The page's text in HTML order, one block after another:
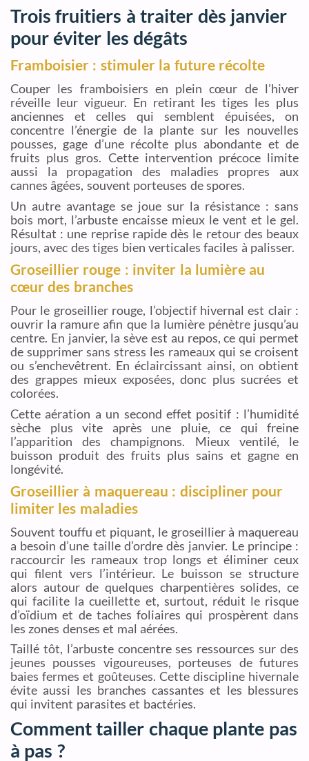
Trois fruitiers à traiter dès janvier
pour éviter les dégâts
Framboisier : stimuler la future récolte
Couper les framboisiers en plein cœur de l’hiver
réveille leur vigueur. En retirant les tiges les plus
anciennes et celles qui semblent épuisées, on
concentre l’énergie de la plante sur les nouvelles
pousses, gage d’une récolte plus abondante et de
fruits plus gros. Cette intervention précoce limite
aussi la propagation des maladies propres aux
cannes âgées, souvent porteuses de spores.
Un autre avantage se joue sur la résistance : sans
bois mort, l’arbuste encaisse mieux le vent et le gel.
Résultat : une reprise rapide dès le retour des beaux
jours, avec des tiges bien verticales faciles à palisser.
Groseillier rouge : inviter la lumière au
cœur des branches
Pour le groseillier rouge, l’objectif hivernal est clair :
ouvrir la ramure afin que la lumière pénètre jusqu’au
centre. En janvier, la sève est au repos, ce qui permet
de supprimer sans stress les rameaux qui se croisent
ou s’enchevêtrent. En éclaircissant ainsi, on obtient
des grappes mieux exposées, donc plus sucrées et
colorées.
Cette aération a un second effet positif : l’humidité
sèche plus vite après une pluie, ce qui freine
l’apparition des champignons. Mieux ventilé, le
buisson produit des fruits plus sains et gagne en
longévité.
Groseillier à maquereau : discipliner pour
limiter les maladies
Souvent touffu et piquant, le groseillier à maquereau
a besoin d’une taille d’ordre dès janvier. Le principe :
raccourcir les rameaux trop longs et éliminer ceux
qui filent vers l’intérieur. Le buisson se structure
alors autour de quelques charpentières solides, ce
qui facilite la cueillette et, surtout, réduit le risque
d’oïdium et de taches foliaires qui prospèrent dans
les zones denses et mal aérées.
Taillé tôt, l’arbuste concentre ses ressources sur des
jeunes pousses vigoureuses, porteuses de futures
baies fermes et goûteuses. Cette discipline hivernale
évite aussi les branches cassantes et les blessures
qui invitent parasites et bactéries.
Comment tailler chaque plante pas
à pas ?